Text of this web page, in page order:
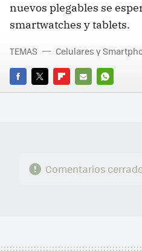
nuevos plegables se
smartwatches y tablets.
FACEBOOK
TWITTERFLIPBOARD
E-
WHATSAPP
TEMAS Celulares y
Comentarios